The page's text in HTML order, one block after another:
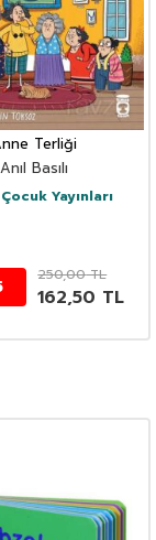
Terliği
Anıl Basılı
Yayınları
250,00TL
162,50 TL